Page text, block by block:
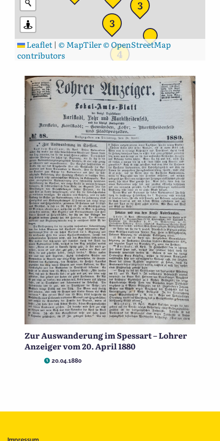
3
4
3
Leaflet | © MapTiler© OpenStreetMap
contributors
Zur Auswanderung im Spessart – Lohrer
Anzeiger vom 20. April 1880
20.04.1880